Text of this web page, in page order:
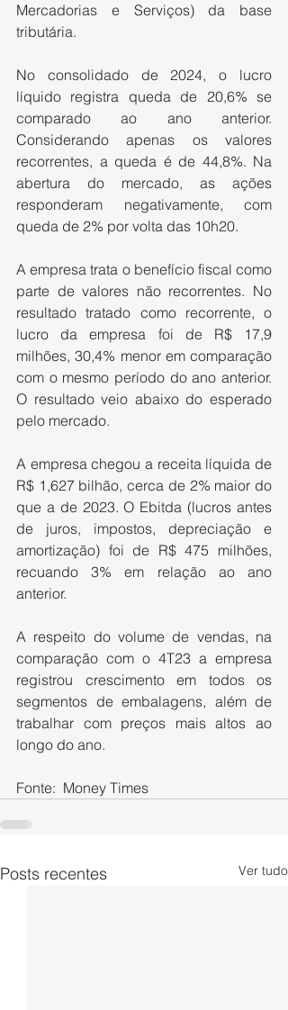
Mercadorias e Serviços) da base
tributária.
No consolidado de 2024, o lucro
líquido registra queda de 20,6% se
comparado ao ano anterior.
Considerando apenas os valores
recorrentes, a queda é de 44,8%. Na
abertura do mercado, as ações
responderam negativamente, com
queda de 2% por volta das 10h20.
A empresa trata o benefício fiscal como
parte de valores não recorrentes. No
resultado tratado como recorrente, o
lucro da empresa foi de R$ 17,9
milhões, 30,4% menor em comparação
com o mesmo período do ano anterior.
O resultado veio abaixo do esperado
pelo mercado.
A empresa chegou a receita líquida de
R$ 1,627 bilhão, cerca de 2% maior do
que a de 2023. O Ebitda (lucros antes
de juros, impostos, depreciação e
amortização) foi de R$ 475 milhões,
recuando 3% em relação ao ano
anterior.
A respeito do volume de vendas, na
comparação com o 4T23 a empresa
registrou crescimento em todos os
segmentos de embalagens, além de
trabalhar com preços mais altos ao
longo do ano.
Fonte:  Money Times
Posts recentes Ver tudo